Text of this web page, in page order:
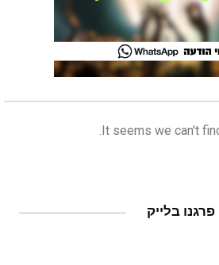
It seems we can't
פרגנו בלייק
לוח הופעות
הרשמה